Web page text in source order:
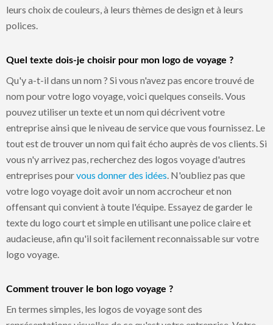
leurs choix de couleurs, à leurs thèmes de design et à leurs
polices.
Quel texte dois-je choisir pour mon logo de voyage ?
Qu'y a-t-il dans un nom ? Si vous n'avez pas encore trouvé de
nom pour votre logo voyage, voici quelques conseils. Vous
pouvez utiliser un texte et un nom qui décrivent votre
entreprise ainsi que le niveau de service que vous fournissez. Le
tout est de trouver un nom qui fait écho auprès de vos clients. Si
vous n'y arrivez pas, recherchez des logos voyage d'autres
entreprises pourvous donner des idées . N'oubliez pas que
votre logo voyage doit avoir un nom accrocheur et non
offensant qui convient à toute l'équipe. Essayez de garder le
texte du logo court et simple en utilisant une police claire et
audacieuse, afin qu'il soit facilement reconnaissable sur votre
logo voyage.
Comment trouver le bon logo voyage ?
En termes simples, les logos de voyage sont des